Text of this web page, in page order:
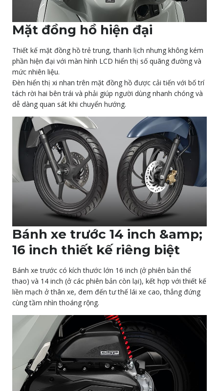
Mặt đồng hồ hiện đại
Thiết kế mặt đồng hồ trẻ trung, thanh lịch nhưng không kém
phần hiện đại với màn hình LCD hiển thị số quãng đường và
mức nhiên liệu.
Đèn hiển thị xi nhan trên mặt đồng hồ được cải tiến với bố trí
tách rời hai bên trái và phải giúp người dùng nhanh chóng và
dễ dàng quan sát khi chuyển hướng.
Bánh xe trước 14 inch &amp;
16 inch thiết kế riêng biệt
Bánh xe trước có kích thước lớn 16 inch (ở phiên bản thể
thao) và 14 inch (ở các phiên bản còn lại), kết hợp với thiết kế
liền mạch ở thân xe, đem đến tư thế lái xe cao, thẳng đứng
cùng tầm nhìn thoáng rộng.